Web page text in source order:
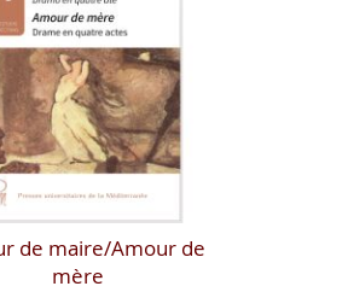
de maire/Amour de
mère